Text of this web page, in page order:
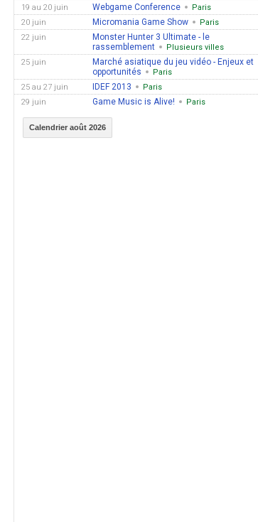
19 au 20 juin
Webgame Conference
Paris
20 juin
Micromania Game Show
Paris
22 juin
Monster Hunter 3 Ultimate - le
rassemblement
Plusieurs villes
25 juin
Marché asiatique du jeu vidéo - Enjeux et
opportunités
Paris
25 au 27 juin
IDEF 2013
Paris
29 juin
Game Music is Alive! Paris
Calendrier août 2026